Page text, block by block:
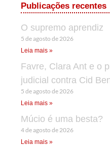
Publicações recentes
O supremo aprendiz
5 de agosto de 2026
Leia mais »
Favre, Clara Ant e o
judicial contra Cid
5 de agosto de 2026
Leia mais »
Múcio é uma besta?
4 de agosto de 2026
Leia mais »